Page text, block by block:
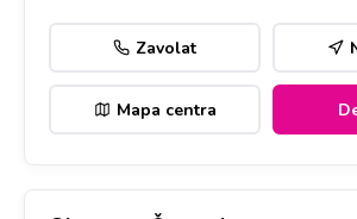
Zavolat
Mapa centra